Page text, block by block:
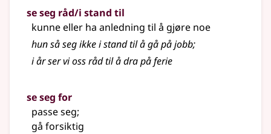
se seg råd/i stand til
kunne eller ha anledning til å gjøre noe
hun så seg ikke i stand til å gå på jobb;
i år ser vi oss råd til å dra på ferie
se seg for
passe seg;
gå forsiktig